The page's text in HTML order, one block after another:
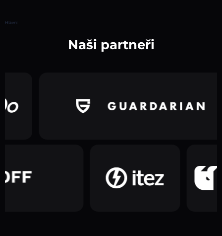
Hlavní
Naši partneři